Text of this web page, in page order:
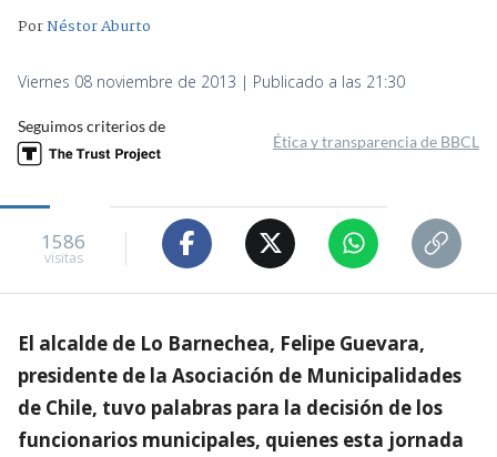
PorNéstor Aburto
Viernes 08 noviembre de 2013 | Publicado a las 21:30
Seguimos criterios de
Ética y transparencia de BBCL
1586
visitas
El alcalde de Lo Barnechea, Felipe Guevara,
presidente de la Asociación de Municipalidades
de Chile, tuvo palabras para la decisión de los
funcionarios municipales, quienes esta jornada